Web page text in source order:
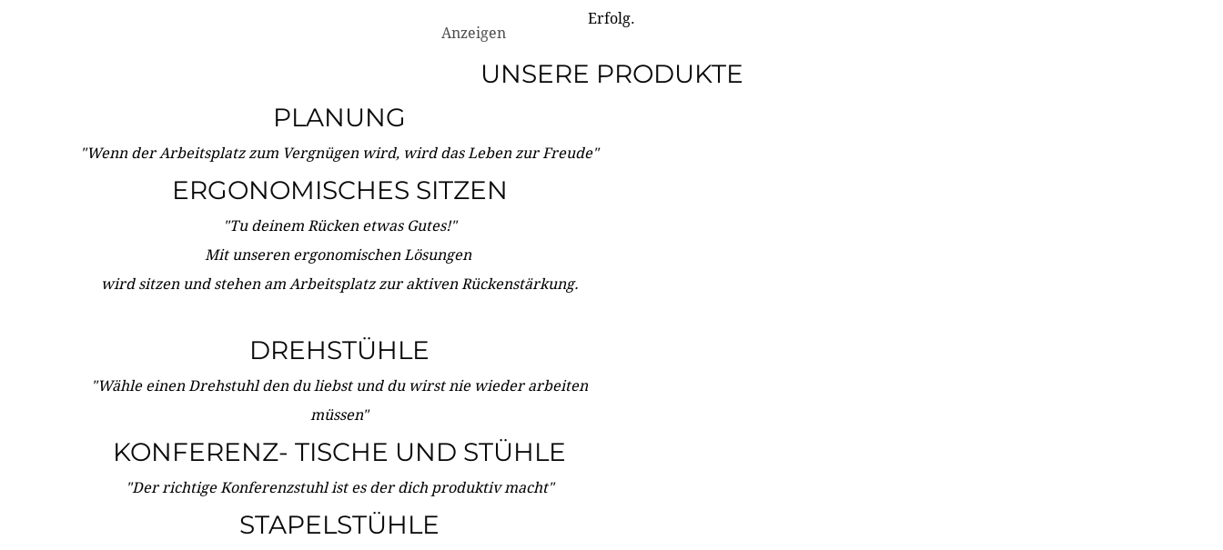
Erfolg.
Anzeigen
UNSERE PRODUKTE
PLANUNG
"Wenn der Arbeitsplatz zum Vergnügen wird, wird das Leben zur Freude"
ERGONOMISCHES SITZEN
"Tu deinem Rücken etwas Gutes!"
Mit unseren ergonomischen Lösungen
wird sitzen und stehen am Arbeitsplatz zur aktiven Rückenstärkung.
DREHSTÜHLE
"Wähle einen Drehstuhl den du liebst und du wirst nie wieder arbeiten
müssen"
KONFERENZ- TISCHE UND STÜHLE
"Der richtige Konferenzstuhl ist es der dich produktiv macht"
STAPELSTÜHLE